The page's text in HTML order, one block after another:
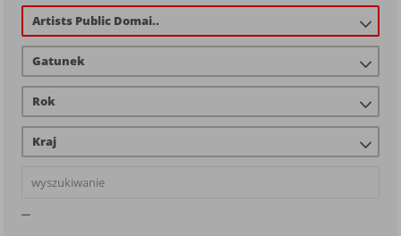
Artists Public Domai..
Gatunek
Rok
Kraj